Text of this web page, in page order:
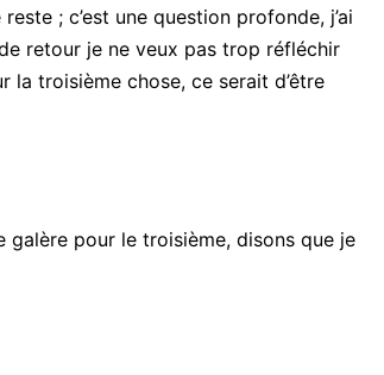
; c’est une question profonde, j’ai
retour je ne veux pas trop réfléchir
la troisième chose, ce serait d’être
pour le troisième, disons que je